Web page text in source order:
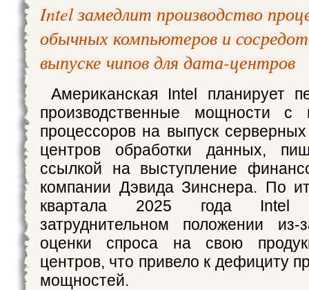
Intel замедлит производство
обычных компьютеров и
выпуске чипов для дата-центров
Американская Intel планирует
производственные мощности с
процессоров на выпуск
центров обработки данных,
ссылкой на выступление
компании Дэвида Зинснера. По
квартала 2025 года Intel
затруднительном положении из-
оценки спроса на свою
центров, что привело к дефициту
мощностей.